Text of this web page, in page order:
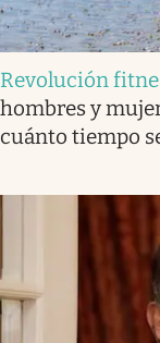
Revolución
hombres y
cuánto tiempo